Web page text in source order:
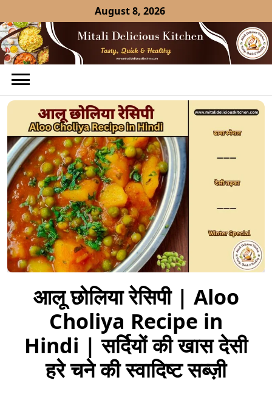
to
content
August 8, 2026
आलू छोलिया रेसिपी | Aloo
Choliya Recipe in
Hindi | सर्दियों की खास देसी
हरे चने की स्वादिष्ट सब्ज़ी